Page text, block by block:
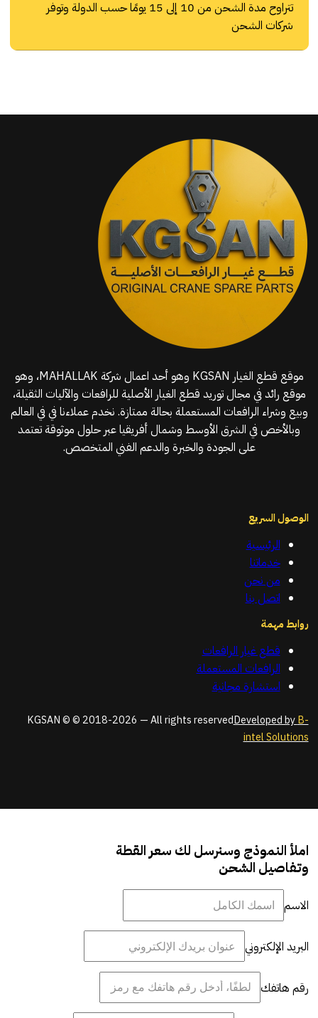
تتراوح مدة الشحن من 10 إلى 15 يومًا حسب الدولة وتوفر
شركات الشحن
موقع قطع الغيار KGSAN وهو أحد اعمال شركة MAHALLAK، وهو
موقع رائد في مجال توريد قطع الغيار الأصلية للرافعات والآليات الثقيلة،
وبيع وشراء الرافعات المستعملة بحالة ممتازة. نخدم عملاءنا في في العالم
وبالأخص في الشرق الأوسط وشمال أفريقيا عبر حلول موثوقة تعتمد
على الجودة والخبرة والدعم الفني المتخصص.
الوصول السريع
الرئيسية
خدماتنا
من نحن
اتصل بنا
روابط مهمة
قطع غيار الرافعات
الرافعات المستعملة
استشارة مجانية
KGSAN © © 2018-2026 — All rights reservedDeveloped byB-
intel Solutions
املأ النموذج وسنرسل لك سعر القطة
وتفاصيل الشحن
الاسم
البريد الإلكتروني
رقم هاتفك